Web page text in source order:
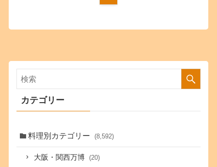
カテゴリー
料理別カテゴリー (8,592)
大阪・関西万博 (20)